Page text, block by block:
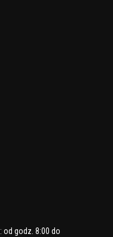
: od godz. 8:00 do